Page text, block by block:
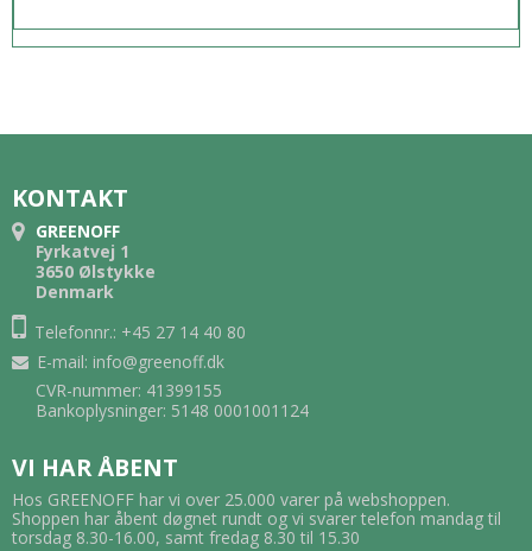
KONTAKT
GREENOFF
Fyrkatvej 1
3650 Ølstykke
Denmark
Telefonnr.: +45 27 14 40 80
E-mail: info@greenoff.dk
CVR-nummer: 41399155
Bankoplysninger: 5148 0001001124
VI HAR ÅBENT
Hos GREENOFF har vi over 25.000 varer på webshoppen.
Shoppen har åbent døgnet rundt og vi svarer telefon mandag til
torsdag 8.30-16.00, samt fredag 8.30 til 15.30